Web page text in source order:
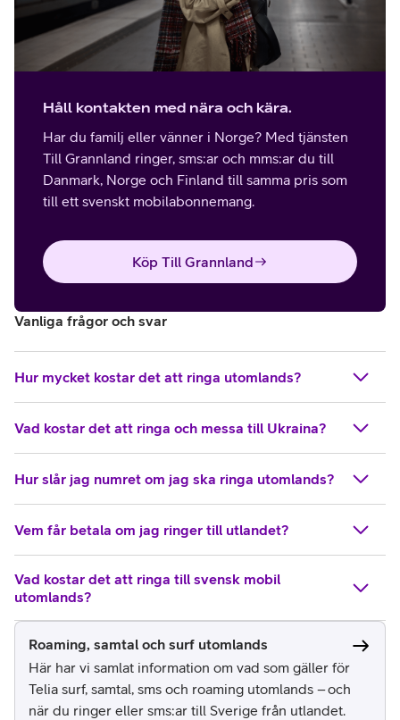
Håll kontakten med nära och kära.
Har du familj eller vänner i Norge? Med tjänsten
Till Grannland ringer, sms:ar och mms:ar du till
Danmark, Norge och Finland till samma pris som
till ett svenskt mobilabonnemang.
Köp Till Grannland
Vanliga frågor och svar
Hur mycket kostar det att ringa utomlands?
Vad kostar det att ringa och messa till Ukraina?
Hur slår jag numret om jag ska ringa utomlands?
Vem får betala om jag ringer till utlandet?
Vad kostar det att ringa till svensk mobil
utomlands?
Roaming, samtal och surf utomlands
Här har vi samlat information om vad som gäller för
Telia surf, samtal, sms och roaming utomlands – och
när du ringer eller sms:ar till Sverige från utlandet.